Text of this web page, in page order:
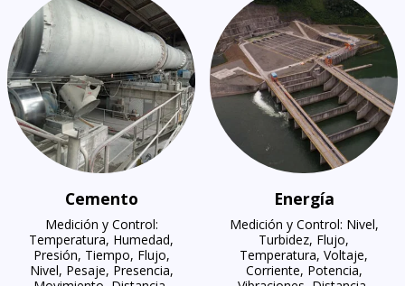
Cemento
Medición y Control:
Temperatura, Humedad,
Presión, Tiempo, Flujo,
Nivel, Pesaje, Presencia,
Energía
Medición y Control: Nivel,
Turbidez, Flujo,
Temperatura, Voltaje,
Corriente, Potencia,